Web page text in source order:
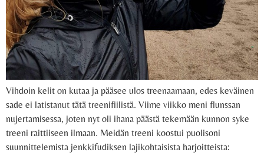
Vihdoin kelit on kutaa ja pääsee ulos treenaamaan, edes keväinen
sade ei latistanut tätä treenifiilistä. Viime viikko meni flunssan
nujertamisessa, joten nyt oli ihana päästä tekemään kunnon syke
treeni raittiiseen ilmaan. Meidän treeni koostui puolisoni
suunnittelemista jenkkifudiksen lajikohtaisista harjoitteista: